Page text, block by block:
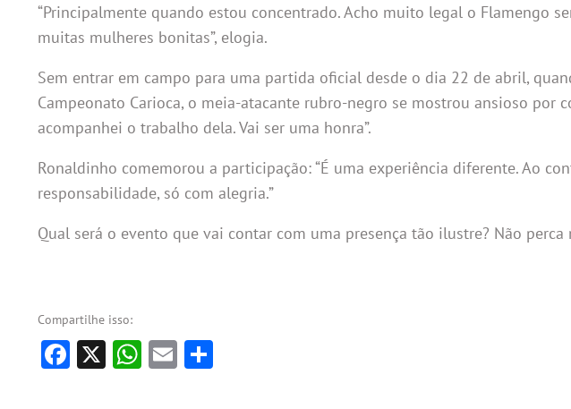
“Principalmente quando estou concentrado. Acho muito legal o Flamengo
muitas mulheres bonitas”, elogia.
Sem entrar em campo para uma partida oficial desde o dia 22 de abril,
Campeonato Carioca, o meia-atacante rubro-negro se mostrou ansioso por
acompanhei o trabalho dela. Vai ser uma honra”.
Ronaldinho comemorou a participação: “É uma experiência diferente. Ao
responsabilidade, só com alegria.”
Qual será o evento que vai contar com uma presença tão ilustre? Não
Compartilhe isso:
Facebook
X WhatsApp
Email